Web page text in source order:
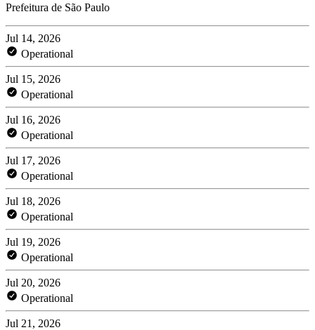
Prefeitura de São Paulo
Jul 14, 2026
Operational
Jul 15, 2026
Operational
Jul 16, 2026
Operational
Jul 17, 2026
Operational
Jul 18, 2026
Operational
Jul 19, 2026
Operational
Jul 20, 2026
Operational
Jul 21, 2026